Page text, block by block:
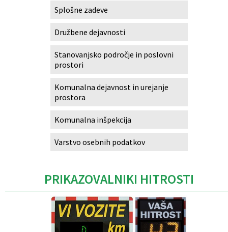
Splošne zadeve
Družbene dejavnosti
Stanovanjsko področje in poslovni
prostori
Komunalna dejavnost in urejanje
prostora
Komunalna inšpekcija
Varstvo osebnih podatkov
PRIKAZOVALNIKI HITROSTI